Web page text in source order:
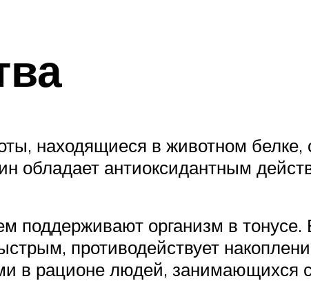
находящиеся в животном
обладает антиоксидантным
поддерживают организм в тонусе.
противодействует
в рационе людей, занимающихся